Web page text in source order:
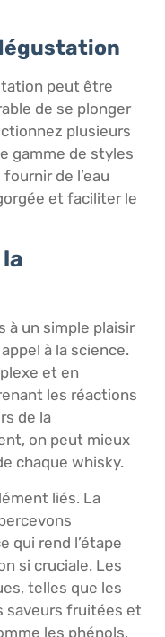
peut être
de se plonger
plusieurs
gamme de styles
de l’eau
et faciliter le
à un simple plaisir
à la science.
et en
les réactions
de la
on peut mieux
chaque whisky.
liés. La
qui rend l’étape
si cruciale. Les
telles que les
saveurs fruitées et
les phénols,